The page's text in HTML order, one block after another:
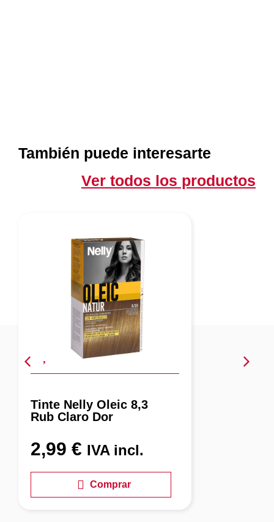
También puede interesarte
Ver todos los productos
Tinte Nelly Oleic 8,3
Rub Claro Dor
2,99 € IVA incl.
Comprar